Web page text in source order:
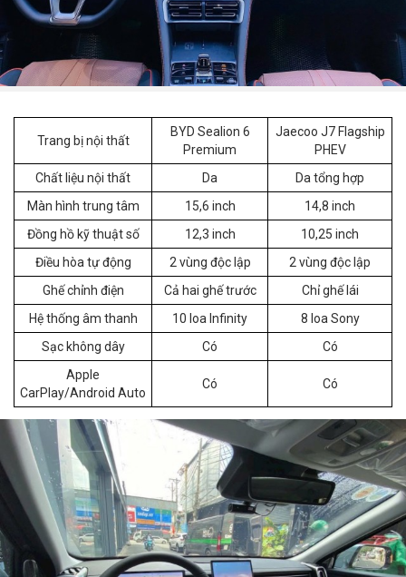
Trang bị nội thất
BYD Sealion 6
Premium
Jaecoo J7 Flagship
PHEV
Chất liệu nội thất
Da
Da tổng hợp
Màn hình trung tâm
15,6 inch
14,8 inch
Đồng hồ kỹ thuật số
12,3 inch
10,25 inch
Điều hòa tự động
2 vùng độc lập
2 vùng độc lập
Ghế chỉnh điện
Cả hai ghế trước
Chỉ ghế lái
Hệ thống âm thanh
10 loa Infinity
8 loa Sony
Sạc không dây
Có
Có
Apple
CarPlay/Android Auto
Có Có